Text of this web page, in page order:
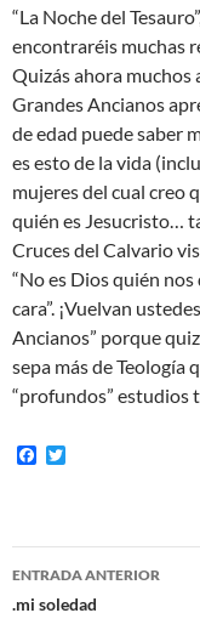
“La Noche del
encontraréis muchas
Quizás ahora
Grandes Ancianos
de edad puede saber
es esto de la vida
mujeres del cual creo
quién es Jesucristo…
Cruces del Calvario
“No es Dios quién
cara”. ¡Vuelvan
Ancianos” porque
sepa más de Teología
“profundos” estudios
F
o
o
e
r
Navegación
de
ENTRADA ANTERIOR
.mi soledad